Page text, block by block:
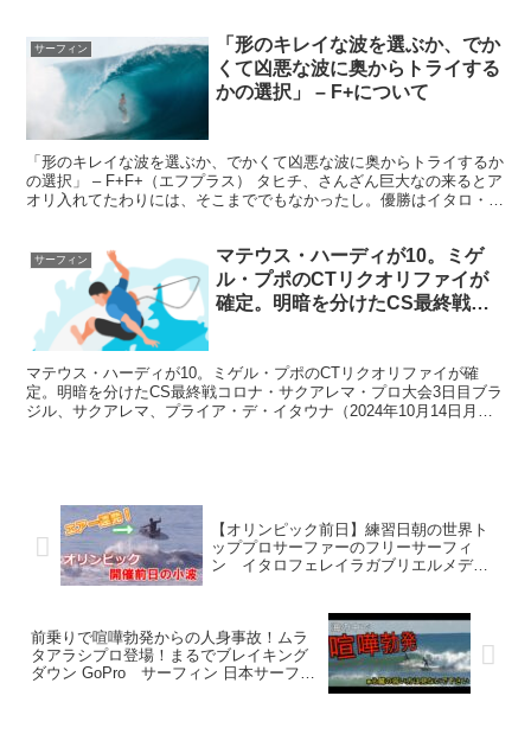
サーフィン
「形のキレイな波を選ぶか、でか
くて凶悪な波に奥からトライする
かの選択」 – F+について
「形のキレイな波を選ぶか、でかくて凶悪な波に奥からトライするか
の選択」 – F+F+（エフプラス） タヒチ、さんざん巨大なの来るとア
オリ入れてたわりには、そこまででもなかったし。優勝はイタロ・フ
サーフィン
マテウス・ハーディが10。ミゲ
ル・プポのCTリクオリファイが
確定。明暗を分けたCS最終戦コ
マテウス・ハーディが10。ミゲル・プポのCTリクオリファイが確
定。明暗を分けたCS最終戦コロナ・サクアレマ・プロ大会3日目ブラ
ジル、サクアレマ、プライア・デ・イタウナ（2024年10月14日月曜
【オリンピック前日】練習日朝の世界ト
ッププロサーファーのフリーサーフィ
ン イタロフェレイラガブリエルメディ
前乗りで喧嘩勃発からの人身事故！ムラ
タアラシプロ登場！まるでブレイキング
ダウン GoPro サーフィン 日本サーフポ